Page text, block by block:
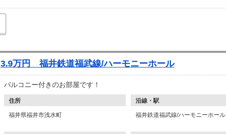
3.9万円 福井鉄道福武線/ハーモニーホール
バルコニー付きのお部屋です！
住所 沿線・駅
福井県福井市浅水町 福井鉄道福武線/ハーモニーホール